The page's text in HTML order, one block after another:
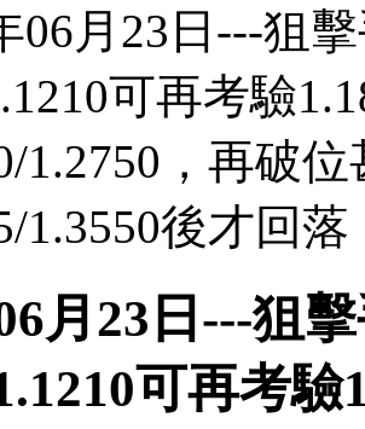
06月23日---狙
可再考驗
1.2750，再破
1.3550後才回落
月23日---狙
可再考